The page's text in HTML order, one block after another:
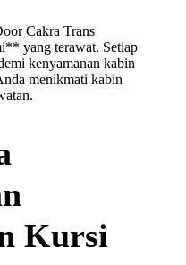
Cakra Trans
yang terawat. Setiap
kenyamanan kabin
menikmati kabin
Kursi